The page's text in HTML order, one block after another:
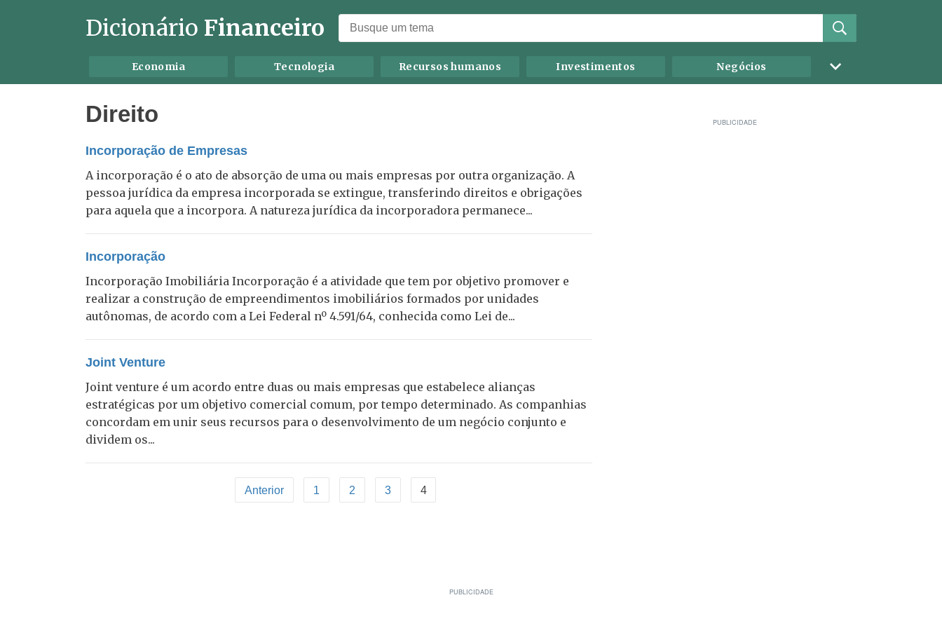
Dicionário Financeiro
Economia Tecnologia Recursos humanos Investimentos Negócios
Direito
Incorporação de Empresas
A incorporação é o ato de absorção de uma ou mais empresas por outra organização. A
pessoa jurídica da empresa incorporada se extingue, transferindo direitos e obrigações
para aquela que a incorpora. A natureza jurídica da incorporadora permanece...
Incorporação
Incorporação Imobiliária Incorporação é a atividade que tem por objetivo promover e
realizar a construção de empreendimentos imobiliários formados por unidades
autônomas, de acordo com a Lei Federal nº 4.591/64, conhecida como Lei de...
Joint Venture
Joint venture é um acordo entre duas ou mais empresas que estabelece alianças
estratégicas por um objetivo comercial comum, por tempo determinado. As companhias
concordam em unir seus recursos para o desenvolvimento de um negócio conjunto e
dividem os...
Anterior 1 2 3 4